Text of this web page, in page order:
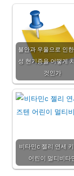
불안과 우울으로 인
성 현기증을 어떻게
것인가
비타민c 젤리 연세
어린이 멀티비타